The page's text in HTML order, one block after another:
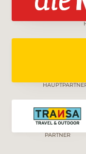
PARTNER